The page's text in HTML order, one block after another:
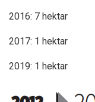
2016: 7 hektar
2017: 1 hektar
2019: 1 hektar